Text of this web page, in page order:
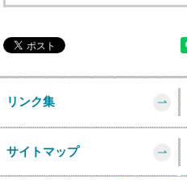
リンク集
サイトマップ